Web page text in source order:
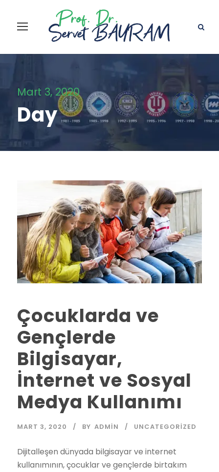
Mart 3, 2020
Day
Çocuklarda ve
Gençlerde
Bilgisayar,
İnternet ve Sosyal
Medya Kullanımı
MART 3, 2020 BY ADMIN UNCATEGORIZED
Dijitalleşen dünyada bilgisayar ve internet
kullanımının, çocuklar ve gençlerde birtakım